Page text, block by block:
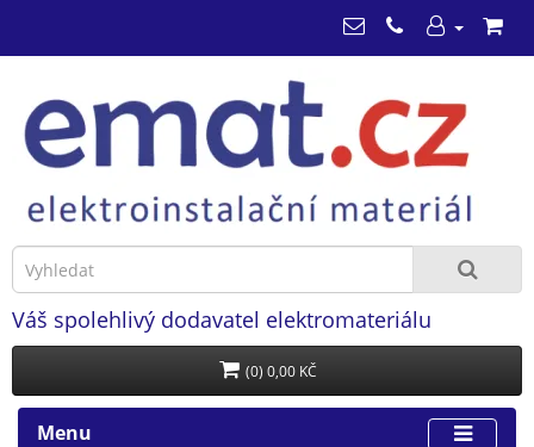
Váš spolehlivý dodavatel elektromateriálu
(0) 0,00 KČ
Menu